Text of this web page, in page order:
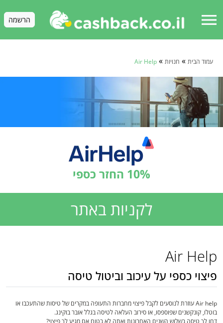
menu הרשמה
עמוד הבית » חנויות »
Air Help
10% החזר כספי
לקניות באתר
Air Help
פיצוי כספי על עיכוב וביטול טיסה
Air help עוזרת לנוסעים לקבל פיצוי מחברות התעופה במקרים של טיסות שהתעכבו או
בוטלו, קונקשנים שפוספסו, או סירוב העלאה לטיסה בגלל אובר בוקינג.
דחו לך טיסה בשלוש השנים האחרונות ואתה לא בטוח אם מגיע לך פיצוי?